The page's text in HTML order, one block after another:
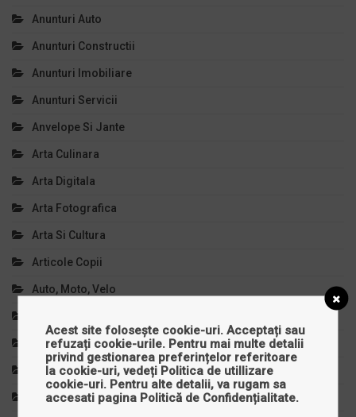
Anunturi Auto
Anunturi Constructii
Anunturi Imobiliare
Anunturi Servicii
Anvelope Si Jante
Arta Culinara
Arta Digitala
Arta Fotografica
Arta Si Cultura
Articole Copii
Auto, Moto, Velo
Bijuterii
Calculatoare
Casa Si Gradina
Acest site folosește cookie-uri. Acceptați sau
refuzați cookie-urile. Pentru mai multe detalii
privind gestionarea preferințelor referitoare
la cookie-uri, vedeți Politica de utillizare
cookie-uri. Pentru alte detalii, va rugam sa
accesati pagina Politică de Confidențialitate.